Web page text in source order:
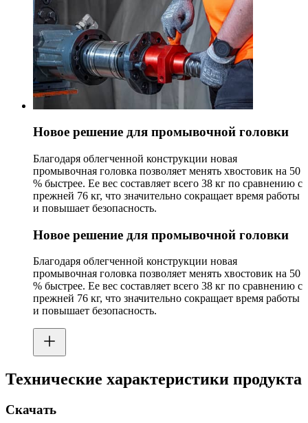
Новое решение для промывочной головки
Благодаря облегченной конструкции новая
промывочная головка позволяет менять хвостовик на 50
% быстрее. Ее вес составляет всего 38 кг по сравнению с
прежней 76 кг, что значительно сокращает время работы
и повышает безопасность.
Новое решение для промывочной головки
Благодаря облегченной конструкции новая
промывочная головка позволяет менять хвостовик на 50
% быстрее. Ее вес составляет всего 38 кг по сравнению с
прежней 76 кг, что значительно сокращает время работы
и повышает безопасность.
Технические характеристики продукта
Скачать